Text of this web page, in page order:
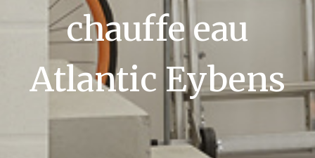
chauffe eau
Atlantic Eybens